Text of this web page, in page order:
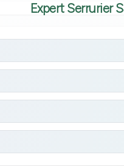
Expert Serrurier